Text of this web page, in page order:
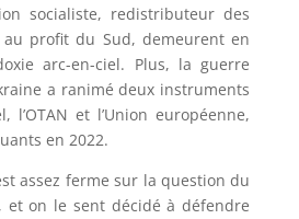
socialiste, redistributeur des
profit du Sud, demeurent en
arc-en-ciel. Plus, la guerre
a ranimé deux instruments
l’OTAN et l’Union européenne,
en 2022.
assez ferme sur la question du
et on le sent décidé à défendre